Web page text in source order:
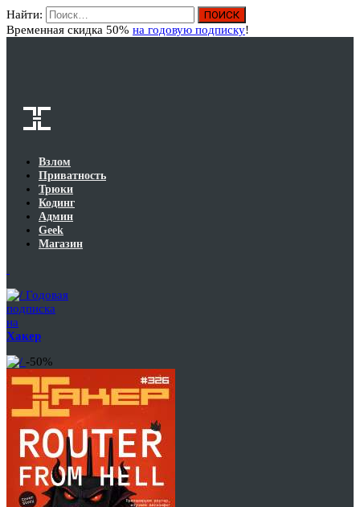
Найти:
Временная скидка 50% на годовую подписку!
Взлом
Приватность
Трюки
Кодинг
Админ
Geek
Магазин
Годовая
подписка
на
Хакер
-50%